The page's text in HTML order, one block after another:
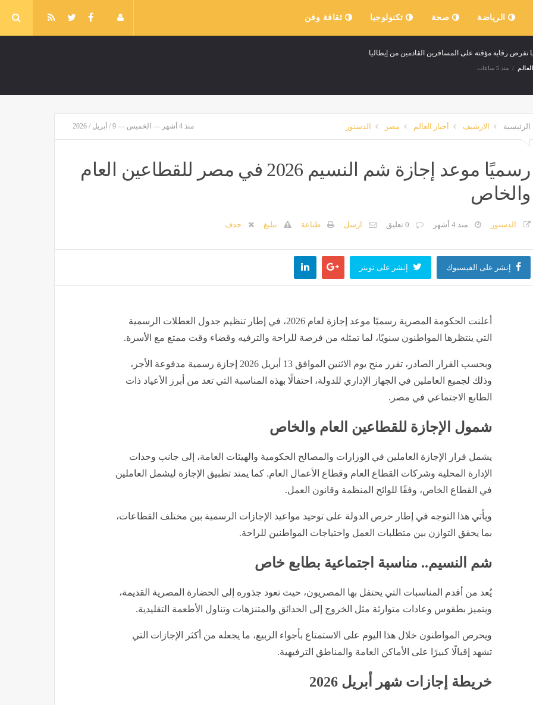
الرياضة صحة تكنولوجيا ثقافة وفن
تفرض رقابة مؤقتة على المسافرين القادمين من إيطاليا
منذ 5 ساعات
الرئيسية الارشيف أخبار العالم مصر الدستور منذ 4 أشهر — الخميس — 9 / أبريل / 2026
رسميًا موعد إجازة شم النسيم 2026 في مصر للقطاعين العام
والخاص
الدستور منذ 4 أشهر 0 تعليق ارسل طباعة تبليغ حذف
إنشر على الفيسبوك إنشر على تويتر
أعلنت الحكومة المصرية رسميًا موعد إجازة لعام 2026، في إطار تنظيم جدول العطلات الرسمية
التي ينتظرها المواطنون سنويًا، لما تمثله من فرصة للراحة والترفيه وقضاء وقت ممتع مع الأسرة.
وبحسب القرار الصادر، تقرر منح يوم الاثنين الموافق 13 أبريل 2026 إجازة رسمية مدفوعة الأجر،
وذلك لجميع العاملين في الجهاز الإداري للدولة، احتفالًا بهذه المناسبة التي تعد من أبرز الأعياد ذات
الطابع الاجتماعي في مصر.
شمول الإجازة للقطاعين العام والخاص
يشمل قرار الإجازة العاملين في الوزارات والمصالح الحكومية والهيئات العامة، إلى جانب وحدات
الإدارة المحلية وشركات القطاع العام وقطاع الأعمال العام. كما يمتد تطبيق الإجازة ليشمل العاملين
في القطاع الخاص، وفقًا للوائح المنظمة وقانون العمل.
ويأتي هذا التوجه في إطار حرص الدولة على توحيد مواعيد الإجازات الرسمية بين مختلف القطاعات،
بما يحقق التوازن بين متطلبات العمل واحتياجات المواطنين للراحة.
شم النسيم.. مناسبة اجتماعية بطابع خاص
يُعد من أقدم المناسبات التي يحتفل بها المصريون، حيث تعود جذوره إلى الحضارة المصرية القديمة،
ويتميز بطقوس وعادات متوارثة مثل الخروج إلى الحدائق والمتنزهات وتناول الأطعمة التقليدية.
ويحرص المواطنون خلال هذا اليوم على الاستمتاع بأجواء الربيع، ما يجعله من أكثر الإجازات التي
تشهد إقبالًا كبيرًا على الأماكن العامة والمناطق الترفيهية.
خريطة إجازات شهر أبريل 2026